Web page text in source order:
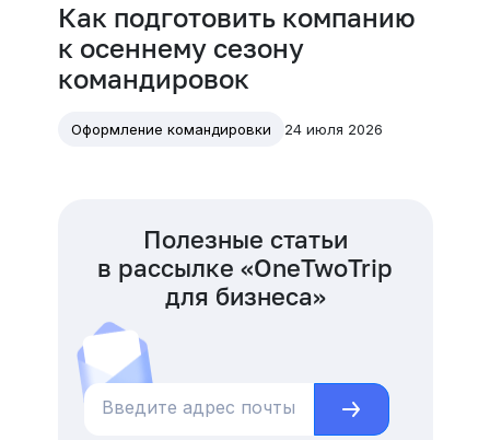
Как подготовить компанию
к осеннему сезону
командировок
Оформление командировки 24 июля 2026
Полезные статьи
в рассылке «OneTwoTrip
для бизнеса»